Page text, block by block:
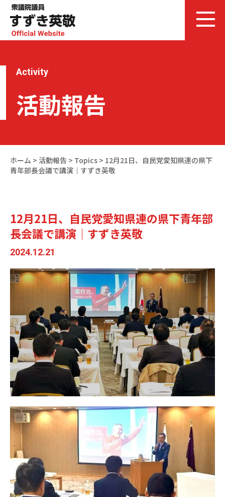
Activity
活動報告
ホーム > 活動報告 > Topics > 12月21日、自民党愛知県連の県下
青年部長会議で講演｜すずき英敬
12月21日、自民党愛知県連の県下青年部
長会議で講演｜すずき英敬
2024.12.21